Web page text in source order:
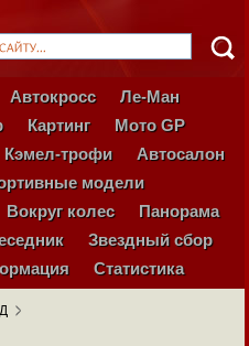
Автокросс
Ле-Ман
Картинг
Мото GP
Кэмел-трофи
Автосалон
модели
Вокруг колес
Панорама
Звездный сбор
Статистика